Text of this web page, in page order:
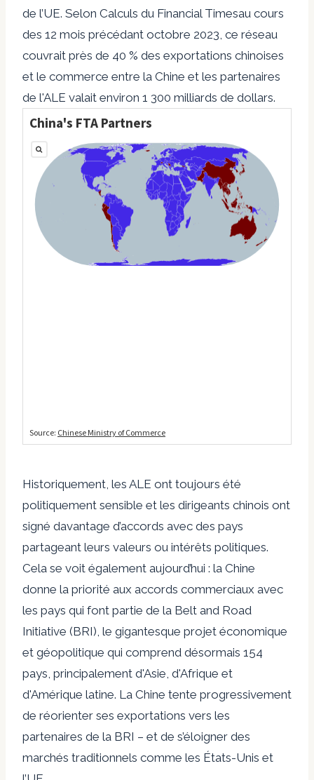
de l’UE. Selon Calculs du Financial Timesau cours
des 12 mois précédant octobre 2023, ce réseau
couvrait près de 40 % des exportations chinoises
et le commerce entre la Chine et les partenaires
de l'ALE valait environ 1 300 milliards de dollars.
Historiquement, les ALE ont toujours été
politiquement sensible et les dirigeants chinois ont
signé davantage d’accords avec des pays
partageant leurs valeurs ou intérêts politiques.
Cela se voit également aujourd’hui : la Chine
donne la priorité aux accords commerciaux avec
les pays qui font partie de la Belt and Road
Initiative (BRI), le gigantesque projet économique
et géopolitique qui comprend désormais 154
pays , principalement d'Asie, d'Afrique et
d'Amérique latine. La Chine tente progressivement
de réorienter ses exportations vers les
partenaires de la BRI – et de s’éloigner des
marchés traditionnels comme les États-Unis et